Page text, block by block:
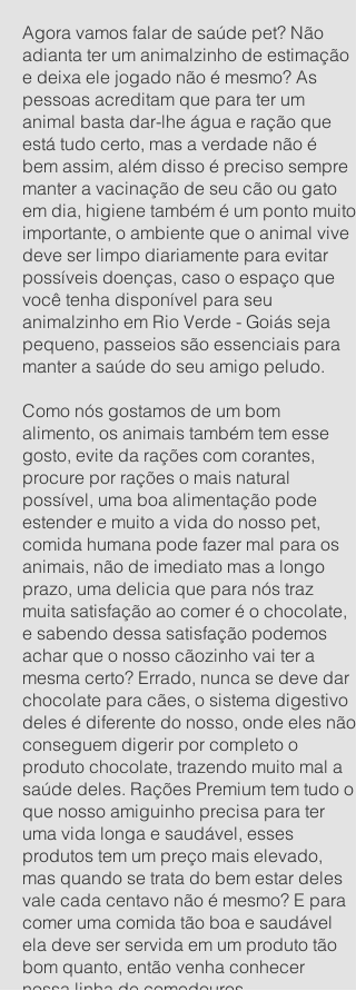
Agora vamos falar de saúde pet? Não
adianta ter um animalzinho de estimação
e deixa ele jogado não é mesmo? As
pessoas acreditam que para ter um
animal basta dar-lhe água e ração que
está tudo certo, mas a verdade não é
bem assim, além disso é preciso sempre
manter a vacinação de seu cão ou gato
em dia, higiene também é um ponto muito
importante, o ambiente que o animal vive
deve ser limpo diariamente para evitar
possíveis doenças, caso o espaço que
você tenha disponível para seu
animalzinho em Rio Verde - Goiás seja
pequeno, passeios são essenciais para
manter a saúde do seu amigo peludo.
Como nós gostamos de um bom
alimento, os animais também tem esse
gosto, evite da rações com corantes,
procure por rações o mais natural
possível, uma boa alimentação pode
estender e muito a vida do nosso pet,
comida humana pode fazer mal para os
animais, não de imediato mas a longo
prazo, uma delicia que para nós traz
muita satisfação ao comer é o chocolate,
e sabendo dessa satisfação podemos
achar que o nosso cãozinho vai ter a
mesma certo? Errado, nunca se deve dar
chocolate para cães, o sistema digestivo
deles é diferente do nosso, onde eles não
conseguem digerir por completo o
produto chocolate, trazendo muito mal a
saúde deles. Rações Premium tem tudo o
que nosso amiguinho precisa para ter
uma vida longa e saudável, esses
produtos tem um preço mais elevado,
mas quando se trata do bem estar deles
vale cada centavo não é mesmo? E para
comer uma comida tão boa e saudável
ela deve ser servida em um produto tão
bom quanto, então venha conhecer
nossa linha de comedouros